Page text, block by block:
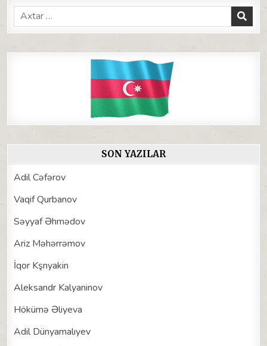
Search
for:
SON YAZILAR
Adil Cəfərov
Vaqif Qurbanov
Səyyaf Əhmədov
Ariz Məhərrəmov
İqor Kşnyakin
Aleksandr Kalyaninov
Hökümə Əliyeva
Adil Dünyamalıyev